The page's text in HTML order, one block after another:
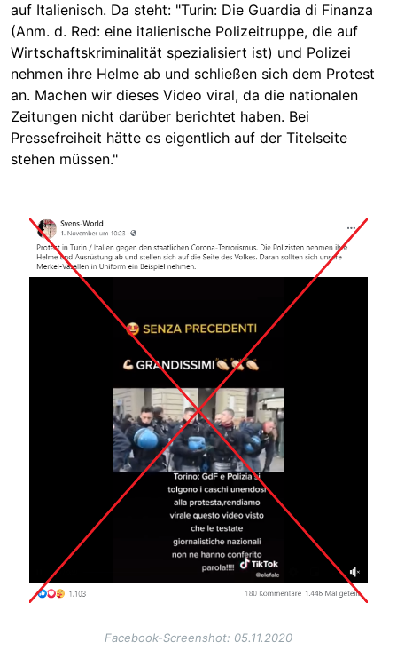
auf Italienisch. Da steht: "Turin: Die Guardia di Finanza
(Anm. d. Red: eine italienische Polizeitruppe, die auf
Wirtschaftskriminalität spezialisiert ist) und Polizei
nehmen ihre Helme ab und schließen sich dem Protest
an. Machen wir dieses Video viral, da die nationalen
Zeitungen nicht darüber berichtet haben. Bei
Pressefreiheit hätte es eigentlich auf der Titelseite
stehen müssen."
Image
Facebook-Screenshot: 05.11.2020